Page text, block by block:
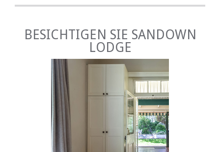
Herd mit zwei Platten, einen Kühlschrank, einen
Alle Suiten verfügen über einen eigenen, separaten
Eingang mit sicheren Parkplätzen. Die Suiten
haben Zugang zu einem schönen Garten, der von
einer wunderschönen 180 Jahre alten Eiche
dominiert wird. Der Schatten von dem Baum und
die Unterhaltung von den zahlreichen
Eichhörnchen, die nach Eicheln huschen, machen es
eine friedliche Einstellung für frühes Frühstück
oder Nachmittagstee.
Alle Suiten sind mit Sat-TV ausgestattet und bieten
BESICHTIGEN SIE SANDOWN
LODGE